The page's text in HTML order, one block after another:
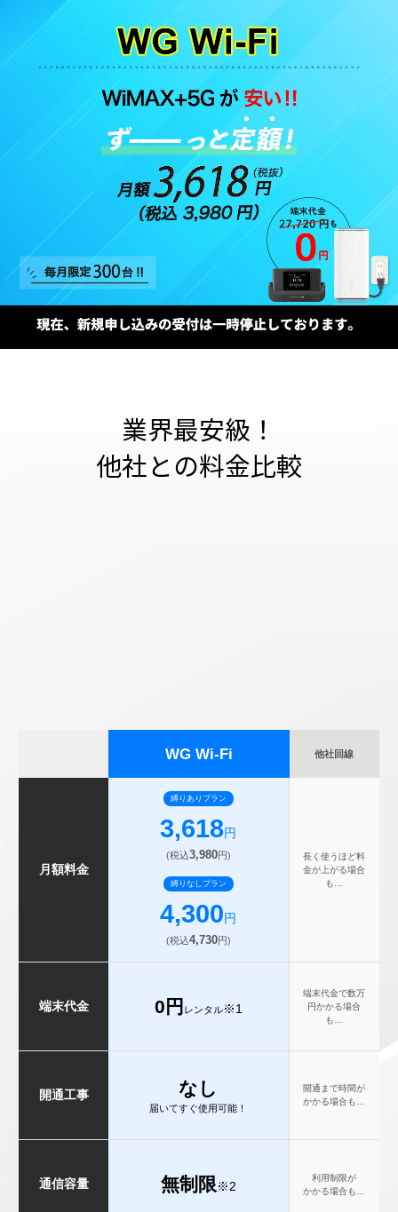
業界最安級！
他社との料金比較
WG Wi-Fi 他社回線
月額料金
縛りありプラン
3,618円
(税込3,980円)
縛りなしプラン
4,300円
(税込4,730円)
長く使うほど料
金が上がる場合
も…
端末代金 0円 レンタル※1
端末代金で数万
円かかる場合
も…
開通工事 なし
届いてすぐ使用可能！
開通まで時間が
かかる場合も…
通信容量 無制限※2
利用制限が
かかる場合も…